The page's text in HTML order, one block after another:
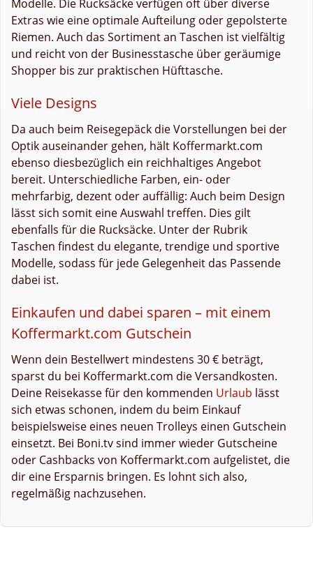
Modelle. Die Rucksäcke verfügen oft über diverse
Extras wie eine optimale Aufteilung oder gepolsterte
Riemen. Auch das Sortiment an Taschen ist vielfältig
und reicht von der Businesstasche über geräumige
Shopper bis zur praktischen Hüfttasche.
Viele Designs
Da auch beim Reisegepäck die Vorstellungen bei der
Optik auseinander gehen, hält Koffermarkt.com
ebenso diesbezüglich ein reichhaltiges Angebot
bereit. Unterschiedliche Farben, ein- oder
mehrfarbig, dezent oder auffällig: Auch beim Design
lässt sich somit eine Auswahl treffen. Dies gilt
ebenfalls für die Rucksäcke. Unter der Rubrik
Taschen findest du elegante, trendige und sportive
Modelle, sodass für jede Gelegenheit das Passende
dabei ist.
Einkaufen und dabei sparen – mit einem
Koffermarkt.com Gutschein
Wenn dein Bestellwert mindestens 30 € beträgt,
sparst du bei Koffermarkt.com die Versandkosten.
Deine Reisekasse für den kommenden Urlaub lässt
sich etwas schonen, indem du beim Einkauf
beispielsweise eines neuen Trolleys einen Gutschein
einsetzt. Bei Boni.tv sind immer wieder Gutscheine
oder Cashbacks von Koffermarkt.com aufgelistet, die
dir eine Ersparnis bringen. Es lohnt sich also,
regelmäßig nachzusehen.